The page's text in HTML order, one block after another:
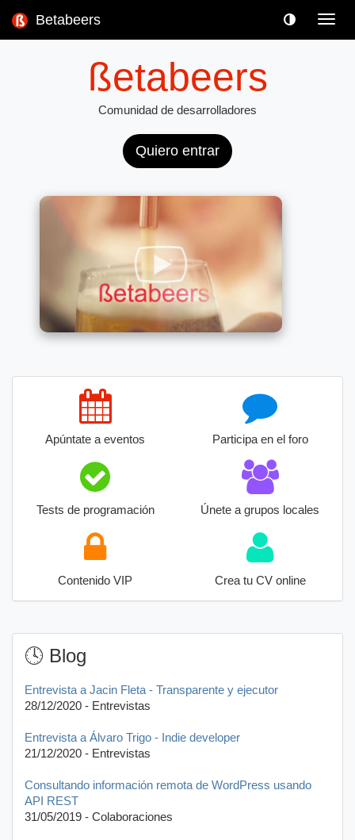
Betabeers
ßetabeers
Comunidad de desarrolladores
Quiero entrar
Apúntate a eventos Participa en el foro
Tests de programación Únete a grupos locales
Contenido VIP Crea tu CV online
🕓 Blog
Entrevista a Jacin Fleta - Transparente y ejecutor
28/12/2020 - Entrevistas
Entrevista a Álvaro Trigo - Indie developer
21/12/2020 - Entrevistas
Consultando información remota de WordPress usando
API REST
31/05/2019 - Colaboraciones